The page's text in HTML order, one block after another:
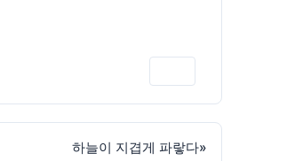
하늘이 지겹게 파랗다»